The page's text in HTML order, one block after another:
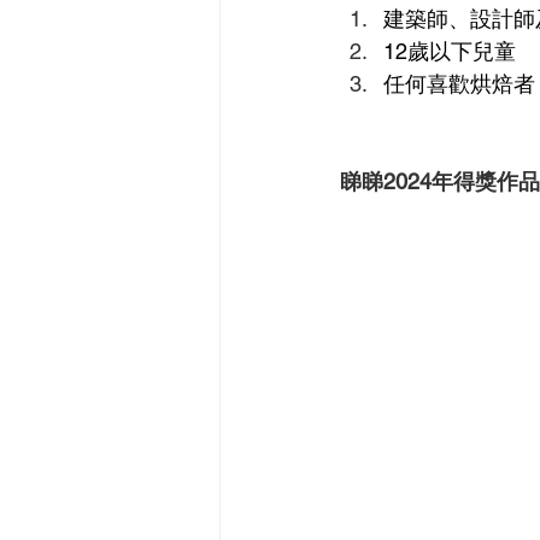
建築師、設計
12歲以下兒童
任何喜歡烘焙者
睇睇2024年得獎作